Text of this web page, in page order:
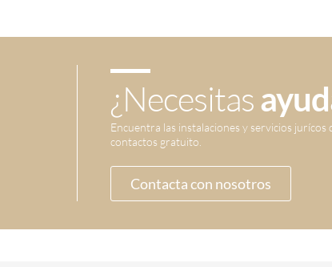
¿Necesitas
Encuentra las instalaciones y servicios
contactos gratuito.
Contacta con nosotros